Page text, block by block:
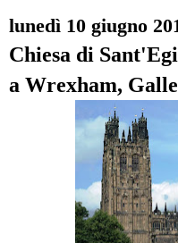
lunedì 10 giugno
Chiesa di
a Wrexham,